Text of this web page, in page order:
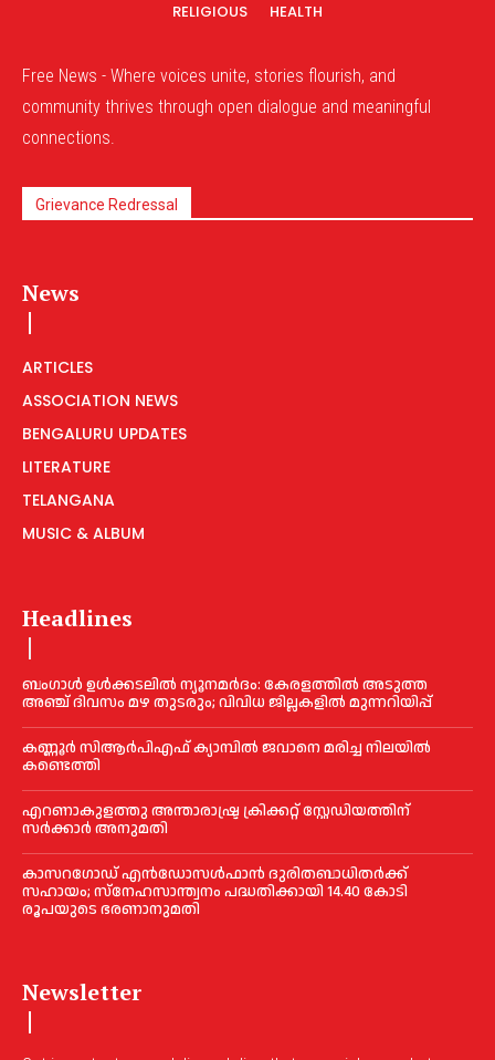
RELIGIOUS
HEALTH
Free News - Where voices unite, stories flourish, and
community thrives through open dialogue and meaningful
connections.
Grievance Redressal
News
ARTICLES
ASSOCIATION NEWS
BENGALURU UPDATES
LITERATURE
TELANGANA
MUSIC & ALBUM
Headlines
ബംഗാൾ ഉൾക്കടലിൽ ന്യൂനമർദം: കേരളത്തിൽ അടുത്ത
അഞ്ച് ദിവസം മഴ തുടരും; വിവിധ ജില്ലകളിൽ മുന്നറിയിപ്പ്
കണ്ണൂര്‍ സിആര്‍പിഎഫ് ക്യാമ്പില്‍ ജവാനെ മരിച്ച നിലയില്‍
കണ്ടെത്തി
എറണാകുളത്തു അന്താരാഷ്ട്ര ക്രിക്കറ്റ് സ്റ്റേഡിയത്തിന്
സര്‍ക്കാര്‍ അനുമതി
കാസറഗോഡ് എന്‍ഡോസള്‍ഫാന്‍ ദുരിതബാധിതര്‍ക്ക്
സഹായം; സ്‌നേഹസാന്ത്വനം പദ്ധതിക്കായി 14.40 കോടി
രൂപയുടെ ഭരണാനുമതി
Newsletter